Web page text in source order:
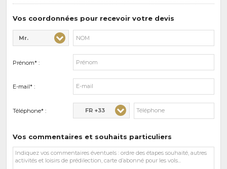
de
Vos coordonnées pour recevoir votre devis
Civilité* :
Mr.
Nom* :
Prénom* :
E-mail* :
Téléphone* : FR +33
Vos commentaires et souhaits particuliers
Vos
commentaires